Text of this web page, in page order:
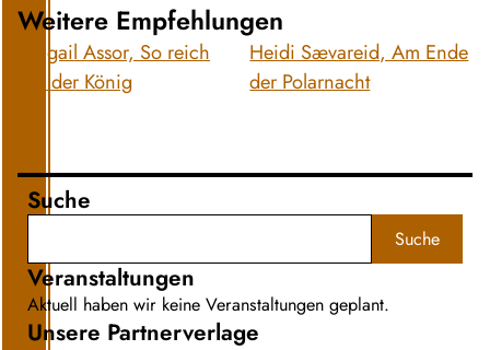
Weitere Empfehlungen
Abigail Assor, So reich
wie der König
Heidi Sævareid, Am Ende
der Polarnacht
Suche
Suche
Veranstaltungen
Aktuell haben wir keine Veranstaltungen geplant.
Unsere Partnerverlage